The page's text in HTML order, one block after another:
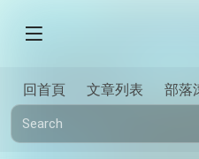
回首頁 文章列表 部落